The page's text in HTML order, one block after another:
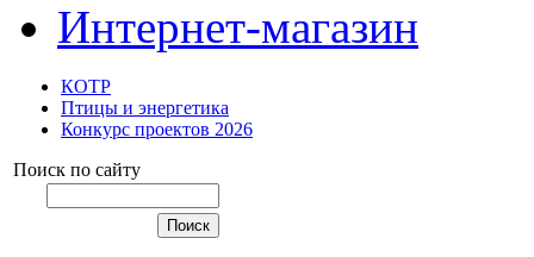
Интернет-магазин
КОТР
Птицы и энергетика
Конкурс проектов 2026
Поиск по сайту